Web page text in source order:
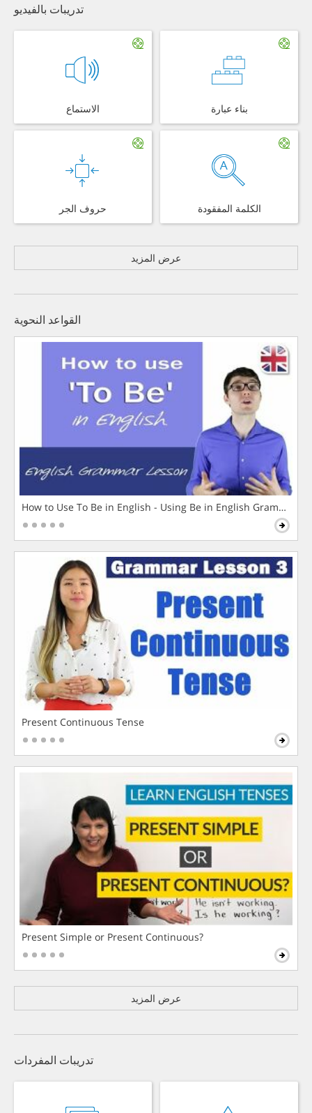
تدريبات بالفيديو
الاستماع بناء عبارة
حروف الجر الكلمة المفقودة
عرض المزيد
القواعد النحوية
How to Use To Be in English - Using Be in English Grammar
Present Continuous Tense
Present Simple or Present Continuous?
عرض المزيد
تدريبات المفردات